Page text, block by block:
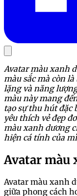
Avatar màu xanh
màu sắc mà còn
lặng và năng
màu này mang
tạo sự thu hút đặc
yêu thích vẻ đẹp
màu xanh dương
hiện cá tính của
Avatar màu
Avatar màu xanh
giữa phong cách